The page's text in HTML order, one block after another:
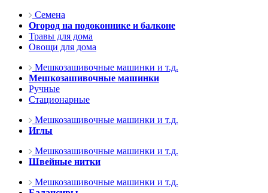
Семена
Огород на подоконнике и балконе
Травы для дома
Овощи для дома
Мешкозашивочные машинки и т.д.
Мешкозашивочные машинки
Ручные
Стационарные
Мешкозашивочные машинки и т.д.
Иглы
Мешкозашивочные машинки и т.д.
Швейные нитки
Мешкозашивочные машинки и т.д.